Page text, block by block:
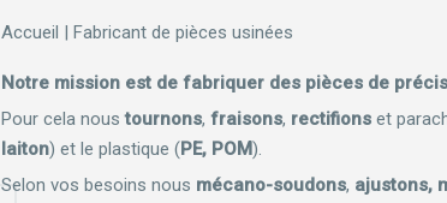
Accueil | Fabricant de pièces usinées
Notre mission est de fabriquer des pièces de
Pour cela noustournons, fraisons, rectifions et
laiton) et le plastique (PE, POM).
Selon vos besoins nous mécano-soudons, ajustons,